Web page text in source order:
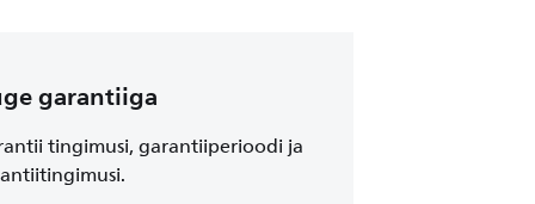
garantiiga
tingimusi, garantiiperioodi ja